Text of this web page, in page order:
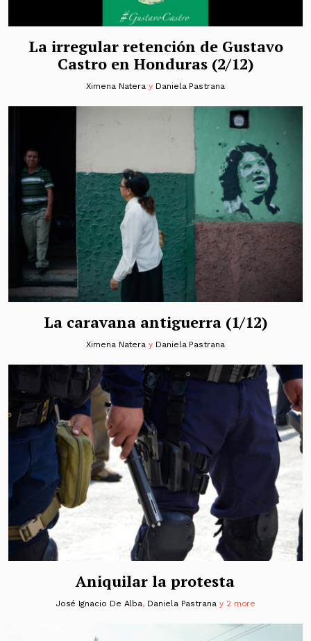
La irregular retención de Gustavo
Castro en Honduras (2/12)
Ximena Natera y Daniela Pastrana
La caravana antiguerra (1/12)
Ximena Natera y Daniela Pastrana
Aniquilar la protesta
José Ignacio De Alba, Daniela Pastranay 2 more